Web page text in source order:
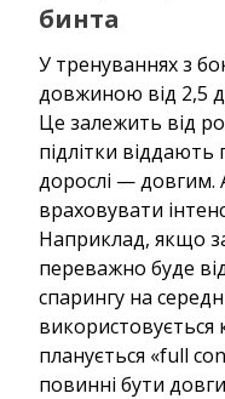
бинта
У тренуваннях з
довжиною від 2,5
Це залежить від
підлітки
дорослі —
враховувати
Наприклад, якщо
переважно буде
спарингу на
планується «full
повинні бути